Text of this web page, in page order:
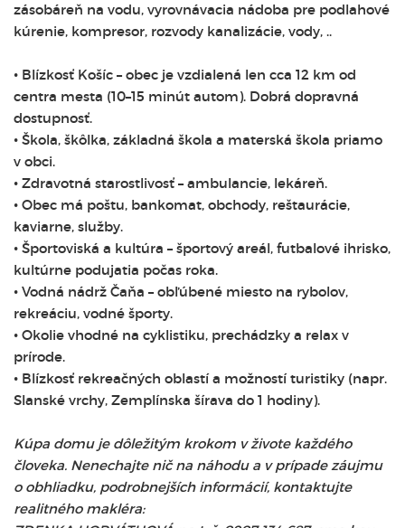
zásobáreň na vodu, vyrovnávacia nádoba pre podlahové
kúrenie, kompresor, rozvody kanalizácie, vody, ..
• Blízkosť Košíc – obec je vzdialená len cca 12 km od
centra mesta (10–15 minút autom). Dobrá dopravná
dostupnosť.
• Škola, škôlka, základná škola a materská škola priamo
v obci.
• Zdravotná starostlivosť – ambulancie, lekáreň.
• Obec má poštu, bankomat, obchody, reštaurácie,
kaviarne, služby.
• Športoviská a kultúra – športový areál, futbalové ihrisko,
kultúrne podujatia počas roka.
• Vodná nádrž Čaňa – obľúbené miesto na rybolov,
rekreáciu, vodné športy.
• Okolie vhodné na cyklistiku, prechádzky a relax v
prírode.
• Blízkosť rekreačných oblastí a možností turistiky (napr.
Slanské vrchy, Zemplínska šírava do 1 hodiny).
Kúpa domu je dôležitým krokom v živote každého
človeka. Nenechajte nič na náhodu a v prípade záujmu
o obhliadku, podrobnejších informácií, kontaktujte
realitného makléra: